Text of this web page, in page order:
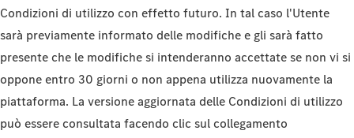
Condizioni di utilizzo con effetto futuro. In tal caso l'Utente
sarà previamente informato delle modifiche e gli sarà fatto
presente che le modifiche si intenderanno accettate se non vi si
oppone entro 30 giorni o non appena utilizza nuovamente la
piattaforma. La versione aggiornata delle Condizioni di utilizzo
può essere consultata facendo clic sul collegamento